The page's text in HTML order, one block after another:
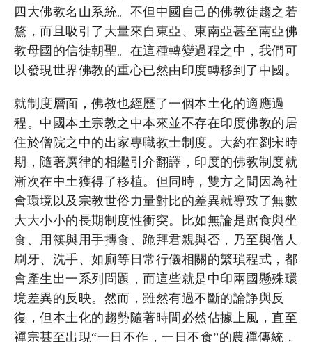
四大佛教名山系統。不但中國自己的佛教徒趨之若
鶩，而且吸引了大量來自東亞、東南亞甚至南亞佛
教母國的信徒朝聖。在這種轉變過程之中，我們可
以發現世界佛教的重心已然由印度轉移到了中國。
就制度層面，佛教也經歷了一個本土化的適應過
程。中國本土宗教之中本來並不存在印度佛教的居
住於僧院之中的出家專職教士制度。大約在劉宋時
期，隨著廣律的相繼引介翻譯，印度的佛教制度就
漸次在中土獲得了移植。但同時，雙方之間因為社
會環境以及宗教世俗力量對比的差異就導致了無數
大大小小的長期制度性衝突。比如無論是踞食與坐
食、用筷與用手摶食、跪拜君親與否，乃至與僧人
刷牙、洗手、如廁等日常行儀相關的繁瑣程式，都
會產生出一系列問題，而這些就是中印兩國懸殊環
境差異的反映。然而，雖然有過不斷的論諍與反
復，但本土化的趨勢隨著時間必然佔據上風，直至
禪宗甚至出現“一日不作，一日不食”的農禪傳統，